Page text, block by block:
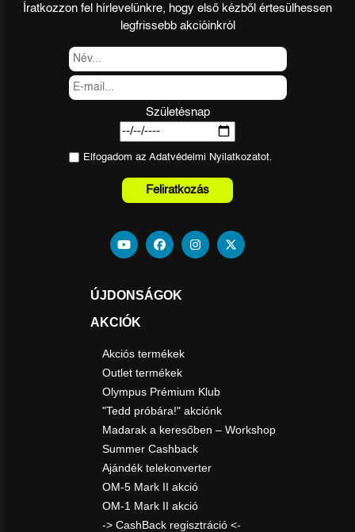
Íratkozzon fel hírlevelünkre, hogy első kézből értesülhessen
legfrissebb akcióinkról
Születésnap
Elfogadom az Adatvédelmi Nyilatkozatot.
Feliratkozás
ÚJDONSÁGOK
AKCIÓK
Akciós termékek
Outlet termékek
Olympus Prémium Klub
"Tedd próbára!" akciónk
Madarak a keresőben – Workshop
Summer Cashback
Ajándék telekonverter
OM-5 Mark II akció
OM-1 Mark II akció
-> CashBack regisztráció <-